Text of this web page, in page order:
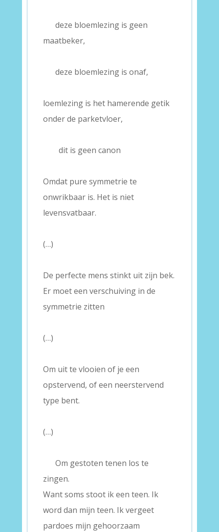
deze bloemlezing is geen
maatbeker,
deze bloemlezing is onaf,
loemlezing is het hamerende getik
onder de parketvloer,
dit is geen canon
Omdat pure symmetrie te
onwrikbaar is. Het is niet
levensvatbaar.
(…)
De perfecte mens stinkt uit zijn bek.
Er moet een verschuiving in de
symmetrie zitten
(…)
Om uit te vlooien of je een
opstervend, of een neerstervend
type bent.
(…)
Om gestoten tenen los te
zingen.
Want soms stoot ik een teen. Ik
word dan mijn teen. Ik vergeet
pardoes mijn gehoorzaam